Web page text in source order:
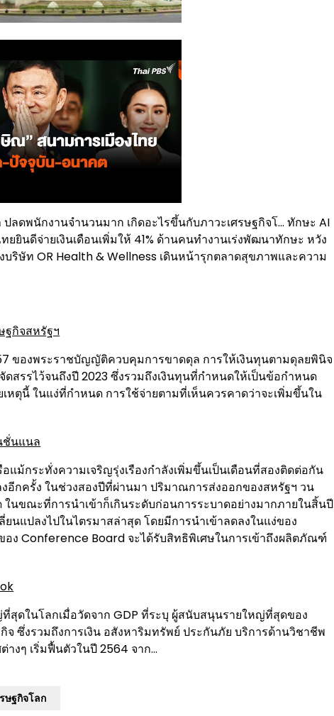
ลดพนักงานจำนวนมาก เกิดอะไรขึ้นกับภาวะเศรษฐกิจโ… ทักษะ AI
ยยินดีจ่ายเงินเดือนเพิ่มให้ 41% ด้านคนทำงานเร่งพัฒนาทักษะ หวัง
บริษัท OR Health & Wellness เดินหน้ารุกตลาดสุขภาพและความ
ฐกิจสหรัฐฯ
ของพระราชบัญญัติควบคุมการขาดดุล การให้เงินทุนตามดุลยพินิจ
ดสรรไว้จนถึงปี 2023 ซึ่งรวมถึงเงินทุนที่กำหนดให้เป็นข้อกำหนด
เหตุนี้ ในแง่ที่กำหนด การใช้จ่ายตามที่เห็นควรคาดว่าจะเพิ่มขึ้นใน
ชั่นแนล
แม้กระทั่งความเจริญรุ่งเรืองกำลังเพิ่มขึ้นเป็นเดือนที่สองติดต่อกัน
อีกครั้ง ในช่วงสองปีที่ผ่านมา ปริมาณการส่งออกของสหรัฐฯ วน
ในขณะที่การนำเข้าก็เกินระดับก่อนการระบาดอย่างมากภายในสิ้นปี
ยนแปลงไปในไตรมาสล่าสุด โดยมีการนำเข้าลดลงในแง่ของ
ง Conference Board จะได้รับสิทธิพิเศษในการเข้าถึงผลิตภัณฑ์
สุดในโลกเมื่อวัดจาก GDP ที่ระบุ ผู้สนับสนุนรายใหญ่ที่สุดของ
จ ซึ่งรวมถึงการเงิน อสังหาริมทรัพย์ ประกันภัย บริการด้านวิชาชีพ
งๆ เริ่มฟื้นตัวในปี 2564 จาก…
ษฐกิจโลก